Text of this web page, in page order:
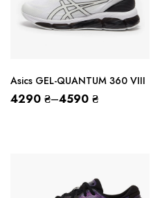
Asics GEL-QUANTUM 360 VIII
4290 ₴–4590 ₴